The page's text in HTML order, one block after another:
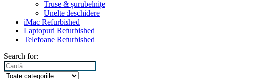
Truse & șurubelnițe
Unelte deschidere
iMac Refurbished
Laptopuri Refurbished
Telefoane Refurbished
Search for: